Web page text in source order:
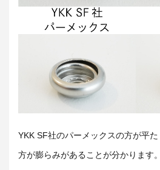
YKK SF社のパーメックスの方が平
方が膨らみがあることが分かります。